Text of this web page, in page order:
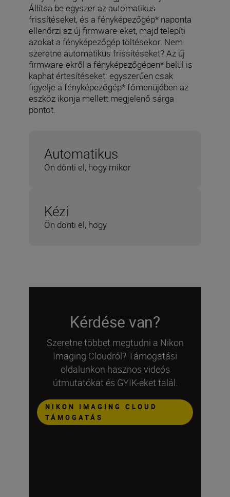
Állítsa be egyszer az automatikus
frissítéseket, és a fényképezőgép* naponta
ellenőrzi az új firmware-eket, majd telepíti
azokat a fényképezőgép töltésekor. Nem
szeretne automatikus frissítéseket? Az új
firmware-ekről a fényképezőgépen* belül is
kaphat értesítéseket: egyszerűen csak
figyelje a fényképezőgép* főmenüjében az
eszköz ikonja mellett megjelenő sárga
pontot.
Automatikus
Ön dönti el, hogy mikor
Kézi
Ön dönti el, hogy
Kérdése van?
Szeretne többet megtudni a Nikon
Imaging Cloudról? Támogatási
oldalunkon hasznos videós
útmutatókat és GYIK-eket talál.
NIKON IMAGING CLOUD
TÁMOGATÁS